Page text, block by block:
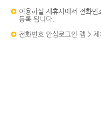
이용하실 제휴사에서 전화
등록 됩니다.
전화번호 안심로그인 앱 >